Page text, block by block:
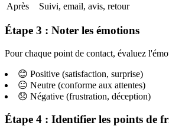
Après
Suivi, email, avis, retour
Étape 3 : Noter les émotions
Pour chaque point de contact, évaluez
😊 Positive (satisfaction, surprise)
😐 Neutre (conforme aux attentes)
😞 Négative (frustration, déception)
Étape 4 : Identifier les points de